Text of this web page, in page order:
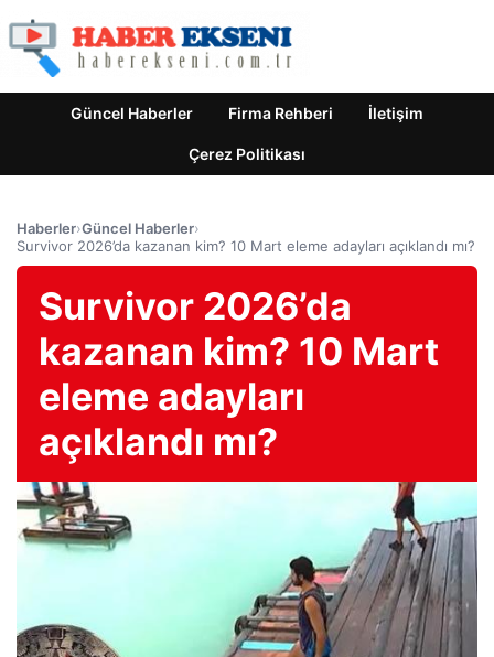
Güncel Haberler Firma Rehberi İletişim
Çerez Politikası
Haberler›Güncel Haberler›
Survivor 2026’da kazanan kim? 10 Mart eleme adayları açıklandı mı?
Survivor 2026’da
kazanan kim? 10 Mart
eleme adayları
açıklandı mı?